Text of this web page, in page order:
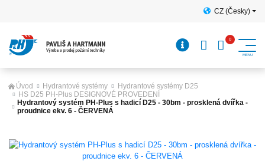
CZ (Česky)
Úvod Hydrantové systémy
Hydrantové systémy D25
HS D25 PH-Plus DESIGNOVÉ PROVEDENÍ
Hydrantový systém PH-Plus s hadicí D25 - 30bm - prosklená dvířka -
proudnice ekv. 6 - ČERVENÁ